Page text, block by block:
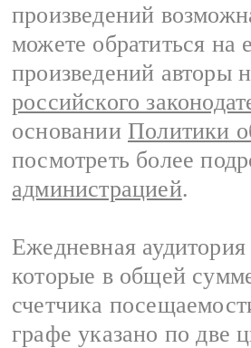
произведений
можете обратиться на
произведений авторы
российского
основании Политики
посмотреть более
администрацией.
Ежедневная
которые в общей
счетчика
графе указано по две